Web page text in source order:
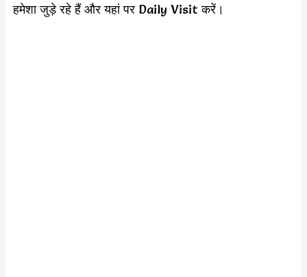
हमेशा जुड़े रहे हैं और यहां पर Daily Visit करें।